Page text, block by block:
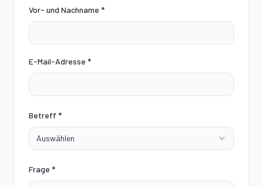
Vor- und Nachname *
E-Mail-Adresse *
Betreff *
Auswählen
Frage *